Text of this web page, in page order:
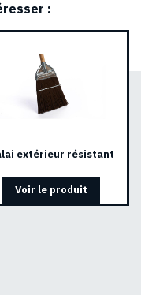
:
extérieur résistant
Voir le produit